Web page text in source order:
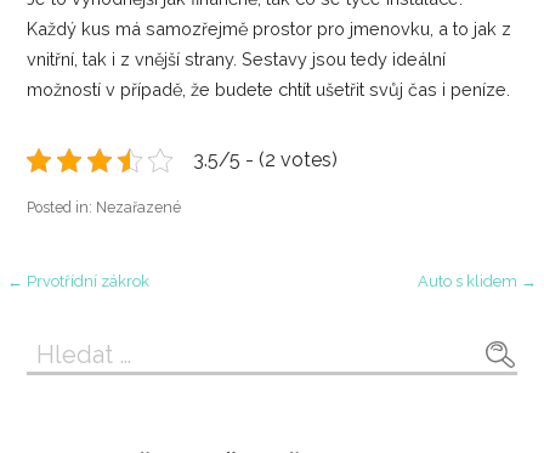
Každý kus má samozřejmě prostor pro jmenovku, a to jak z
vnitřní, tak i z vnější strany. Sestavy jsou tedy ideální
možností v případě, že budete chtít ušetřit svůj čas i peníze.
3.5/5 - (2 votes)
Posted in: Nezařazené
Navigace
pro
příspěvek
← Prvotřídní zákrok Auto s klidem →
Vyhledávání